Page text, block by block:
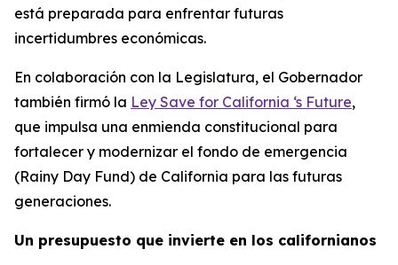
está preparada para enfrentar futuras
incertidumbres económicas.
En colaboración con la Legislatura, el Gobernador
también firmó la Ley Save for California ‘s Future,
que impulsa una enmienda constitucional para
fortalecer y modernizar el fondo de emergencia
(Rainy Day Fund) de California para las futuras
generaciones.
Un presupuesto que invierte en los californianos